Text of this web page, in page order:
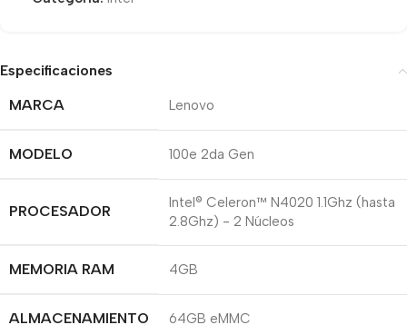
Especificaciones
MARCA
Lenovo
MODELO 100e 2da Gen
PROCESADOR
Intel® Celeron™ N4020 1.1Ghz (hasta
2.8Ghz) - 2 Núcleos
MEMORIA RAM 4GB
ALMACENAMIENTO 64GB eMMC